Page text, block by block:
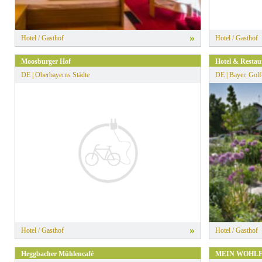
Hotel / Gasthof » Hotel / Gasthof
Moosburger Hof
DE | Oberbayerns Städte
Hotel / Gasthof »
Hotel &
DE | Bayer.
Hotel / Gasthof
Heggbacher Mühlencafé MEIN